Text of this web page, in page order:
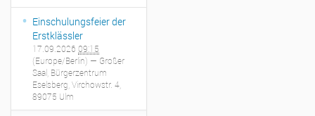
Einschulungsfeier der
Erstklässler
17.09.2026 09:15
(Europe/Berlin) — Großer
Saal, Bürgerzentrum
Eselsberg, Virchowstr. 4,
89075 Ulm